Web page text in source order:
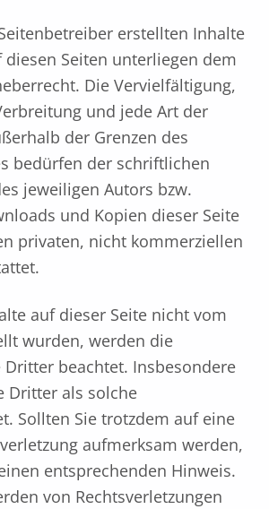
erstellten Inhalte
diesen Seiten unterliegen dem
Die Vervielfältigung,
und jede Art der
der Grenzen des
bedürfen der schriftlichen
jeweiligen Autors bzw.
und Kopien dieser Seite
privaten, nicht kommerziellen
auf dieser Seite nicht vom
wurden, werden die
beachtet. Insbesondere
Dritter als solche
Sollten Sie trotzdem auf eine
aufmerksam werden,
entsprechenden Hinweis.
von Rechtsverletzungen